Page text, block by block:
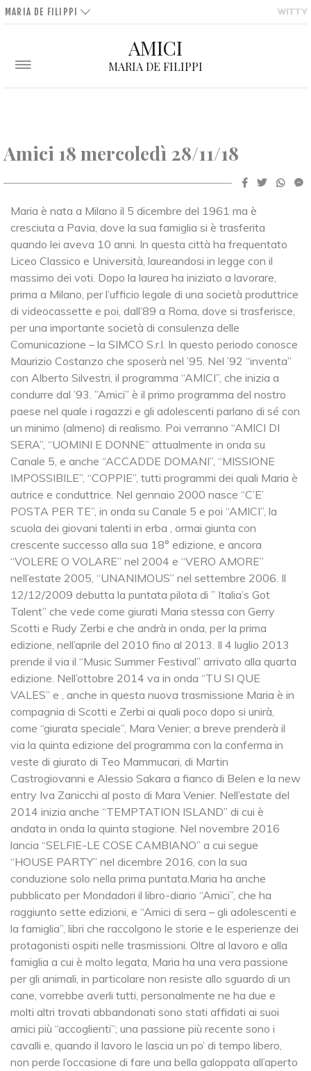
MARIA DE FILIPPI
AMICI
MARIA DE FILIPPI
Amici 18 mercoledì 28/11/18
Maria è nata a Milano il 5 dicembre del 1961 ma è
cresciuta a Pavia, dove la sua famiglia si è trasferita
quando lei aveva 10 anni. In questa città ha frequentato
Liceo Classico e Università, laureandosi in legge con il
massimo dei voti. Dopo la laurea ha iniziato a lavorare,
prima a Milano, per l’ufficio legale di una società produttrice
di videocassette e poi, dall’89 a Roma, dove si trasferisce,
per una importante società di consulenza delle
Comunicazione – la SIMCO S.r.l. In questo periodo conosce
Maurizio Costanzo che sposerà nel ’95. Nel ’92 “inventa”
con Alberto Silvestri, il programma “AMICI”, che inizia a
condurre dal ’93. ”Amici” è il primo programma del nostro
paese nel quale i ragazzi e gli adolescenti parlano di sé con
un minimo (almeno) di realismo. Poi verranno “AMICI DI
SERA”, “UOMINI E DONNE” attualmente in onda su
Canale 5, e anche “ACCADDE DOMANI”, “MISSIONE
IMPOSSIBILE”, “COPPIE”, tutti programmi dei quali Maria è
autrice e conduttrice. Nel gennaio 2000 nasce “C’E’
POSTA PER TE”, in onda su Canale 5 e poi “AMICI”, la
scuola dei giovani talenti in erba , ormai giunta con
crescente successo alla sua 18° edizione, e ancora
“VOLERE O VOLARE” nel 2004 e “VERO AMORE”
nell’estate 2005, “UNANIMOUS” nel settembre 2006. Il
12/12/2009 debutta la puntata pilota di ” Italia’s Got
Talent” che vede come giurati Maria stessa con Gerry
Scotti e Rudy Zerbi e che andrà in onda, per la prima
edizione, nell’aprile del 2010 fino al 2013. Il 4 luglio 2013
prende il via il “Music Summer Festival” arrivato alla quarta
edizione. Nell’ottobre 2014 va in onda “TU SI QUE
VALES” e , anche in questa nuova trasmissione Maria è in
compagnia di Scotti e Zerbi ai quali poco dopo si unirà,
come “giurata speciale”, Mara Venier; a breve prenderà il
via la quinta edizione del programma con la conferma in
veste di giurato di Teo Mammucari, di Martin
Castrogiovanni e Alessio Sakara a fianco di Belen e la new
entry Iva Zanicchi al posto di Mara Venier. Nell’estate del
2014 inizia anche “TEMPTATION ISLAND” di cui è
andata in onda la quinta stagione. Nel novembre 2016
lancia “SELFIE-LE COSE CAMBIANO” a cui segue
“HOUSE PARTY” nel dicembre 2016, con la sua
conduzione solo nella prima puntata.Maria ha anche
pubblicato per Mondadori il libro-diario “Amici”, che ha
raggiunto sette edizioni, e “Amici di sera – gli adolescenti e
la famiglia”, libri che raccolgono le storie e le esperienze dei
protagonisti ospiti nelle trasmissioni. Oltre al lavoro e alla
famiglia a cui è molto legata, Maria ha una vera passione
per gli animali, in particolare non resiste allo sguardo di un
cane, vorrebbe averli tutti, personalmente ne ha due e
molti altri trovati abbandonati sono stati affidati ai suoi
amici più “accoglienti”; una passione più recente sono i
cavalli e, quando il lavoro le lascia un po’ di tempo libero,
non perde l’occasione di fare una bella galoppata all’aperto